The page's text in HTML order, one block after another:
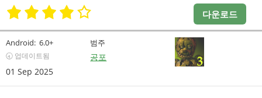
다운로드
Android: 6.0+
🕣 업데이트됨
01 Sep 2025
범주
공포